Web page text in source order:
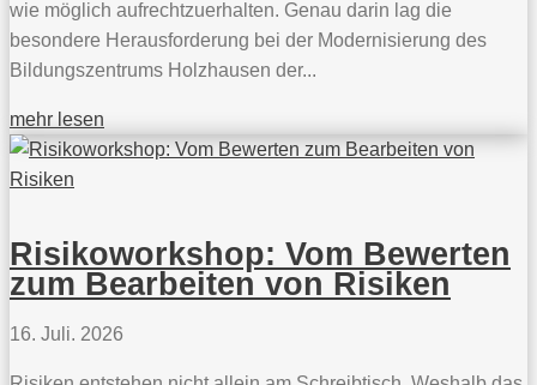
wie möglich aufrechtzuerhalten. Genau darin lag die
besondere Herausforderung bei der Modernisierung des
Bildungszentrums Holzhausen der...
mehr lesen
Risikoworkshop: Vom Bewerten
zum Bearbeiten von Risiken
16. Juli. 2026